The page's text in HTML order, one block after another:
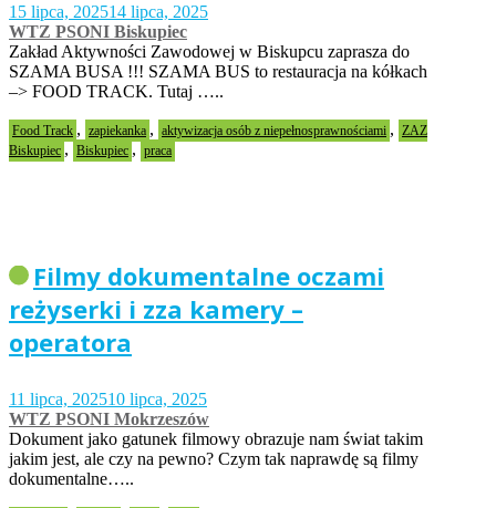
15 lipca, 202514 lipca, 2025
WTZ PSONI Biskupiec
Zakład Aktywności Zawodowej w Biskupcu zaprasza do
SZAMA BUSA !!! SZAMA BUS to restauracja na kółkach
–> FOOD TRACK. Tutaj …..
Food Track , zapiekanka , aktywizacja osób z niepełnosprawnościami ,
ZAZ
Biskupiec , Biskupiec , praca
Filmy dokumentalne oczami
reżyserki i zza kamery –
operatora
11 lipca, 202510 lipca, 2025
WTZ PSONI Mokrzeszów
Dokument jako gatunek filmowy obrazuje nam świat takim
jakim jest, ale czy na pewno? Czym tak naprawdę są filmy
dokumentalne…..